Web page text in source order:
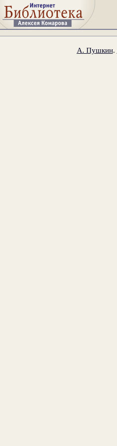
А. Пушкин.